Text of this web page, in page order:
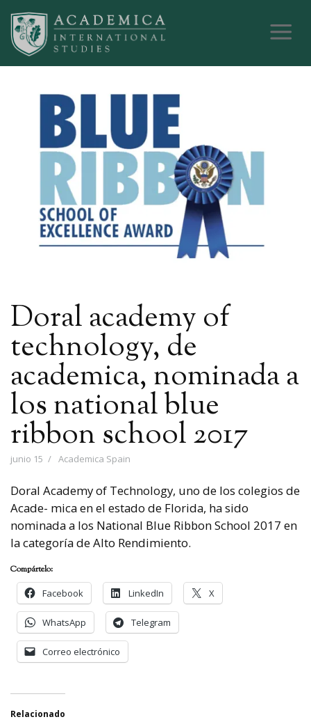
Doral academy of
technology, de
academica, nominada a
los national blue
ribbon school 2017
junio 15 Academica Spain
Doral Academy of Technology, uno de los colegios de
Acade- mica en el estado de Florida, ha sido
nominada a los National Blue Ribbon School 2017 en
la categoría de Alto Rendimiento.
Compártelo:
Facebook
LinkedIn X
WhatsApp Telegram
Correo electrónico
Relacionado